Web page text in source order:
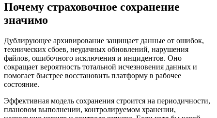
Почему страховочное сохранение
значимо
Дублирующее архивирование защищает данные от ошибок,
технических сбоев, неудачных обновлений, нарушения
файлов, ошибочного исключения и инцидентов. Оно
сокращает вероятность тотальной исчезновения данных и
помогает быстрее восстановить платформу в рабочее
состояние.
Эффективная модель сохранения строится на периодичности,
плановом выполнении, контролируемом хранении,